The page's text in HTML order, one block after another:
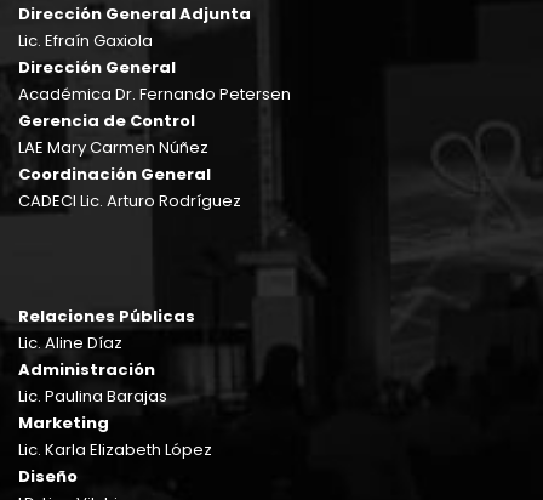
Dirección General Adjunta
Lic. Efraín Gaxiola
Dirección General
Académica Dr. Fernando Petersen
Gerencia de Control
LAE Mary Carmen Núñez
Coordinación General
CADECI Lic. Arturo Rodríguez
Relaciones Públicas
Lic. Aline Díaz
Administración
Lic. Paulina Barajas
Marketing
Lic. Karla Elizabeth López
Diseño